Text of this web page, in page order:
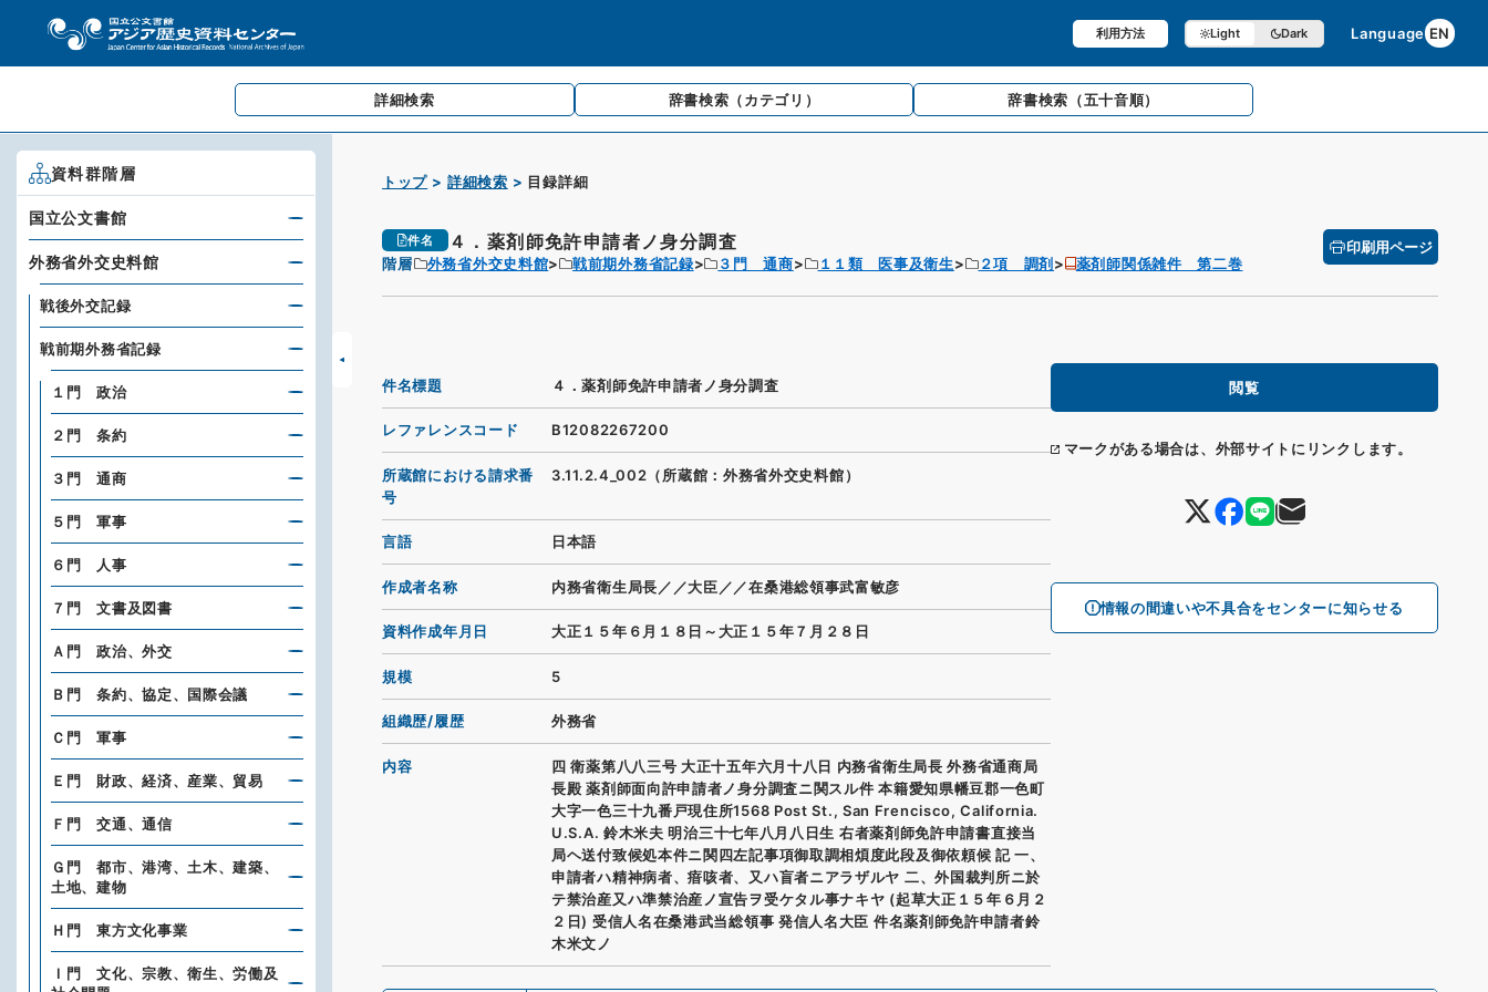
利用方法 Light Dark Language EN
詳細検索 辞書検索 （カテゴリ） 辞書検索 （五十音順）
トップ 詳細検索 目録詳細
件名 ４．薬剤師免許申請者ノ身分調査
階層 外務省外交史料館 戦前期外務省記録 ３門 通商 １１類 医事及衛生 ２項 調剤 薬剤師関係雑件 第二巻
印刷用ページ
閲覧
マークがある場合は、外部サイトにリンクします。
情報の間違いや不具合をセンターに知らせる
件名標題 ４．薬剤師免許申請者ノ身分調査
レファレンスコード B12082267200
所蔵館における請求番
号
3.11.2.4_002（所蔵館：外務省外交史料館）
言語 日本語
作成者名称 内務省衛生局長／／大臣／／在桑港総領事武富敏彦
資料作成年月日 大正１５年６月１８日～大正１５年７月２８日
規模 5
組織歴/履歴 外務省
内容
四 衛薬第八八三号 大正十五年六月十八日 内務省衛生局長 外務省通商局
長殿 薬剤師面向許申請者ノ身分調査ニ関スル件 本籍愛知県幡豆郡一色町
大字一色三十九番戸現住所1568 Post St., San Frencisco, California.
U.S.A. 鈴木米夫 明治三十七年八月八日生 右者薬剤師免許申請書直接当
局ヘ送付致候処本件ニ関四左記事項御取調相煩度此段及御依頼候 記 一、
申請者ハ精神病者、瘖咳者、又ハ盲者ニアラザルヤ 二、外国裁判所ニ於
テ禁治産又ハ準禁治産ノ宣告ヲ受ケタル事ナキヤ (起草大正１５年６月２
２日) 受信人名在桑港武当総領事 発信人名大臣 件名薬剤師免許申請者鈴
木米文ノ
資料群階層
国立公文書館
外務省外交史料館
戦後外交記録
戦前期外務省記録
１門 政治
２門 条約
３門 通商
５門 軍事
６門 人事
７門 文書及図書
Ａ門 政治、外交
Ｂ門 条約、協定、国際会議
Ｃ門 軍事
Ｅ門 財政、経済、産業、貿易
Ｆ門 交通、通信
Ｇ門 都市、港湾、土木、建築、
土地、建物
Ｈ門 東方文化事業
Ｉ門 文化、宗教、衛生、労働及